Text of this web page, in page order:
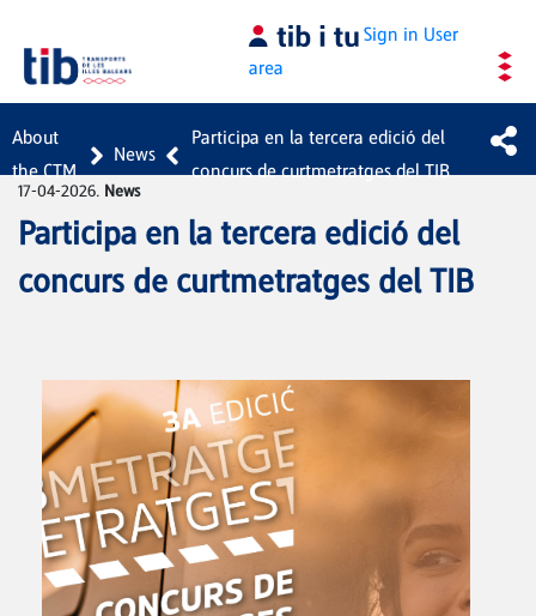
Sign in User
area
About
the CTM
News
Participa en la tercera edició del
concurs de curtmetratges del TIB
17-04-2026. News
Participa en la tercera edició del
concurs de curtmetratges del TIB